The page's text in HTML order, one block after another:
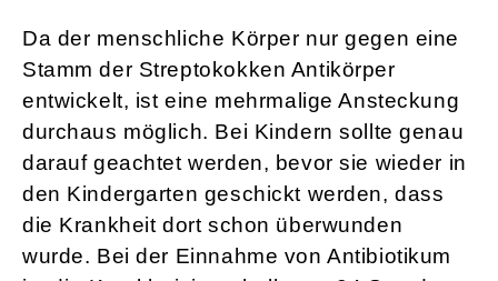
Da der menschliche Körper nur gegen eine
Stamm der Streptokokken Antikörper
entwickelt, ist eine mehrmalige Ansteckung
durchaus möglich. Bei Kindern sollte genau
darauf geachtet werden, bevor sie wieder in
den Kindergarten geschickt werden, dass
die Krankheit dort schon überwunden
wurde. Bei der Einnahme von Antibiotikum